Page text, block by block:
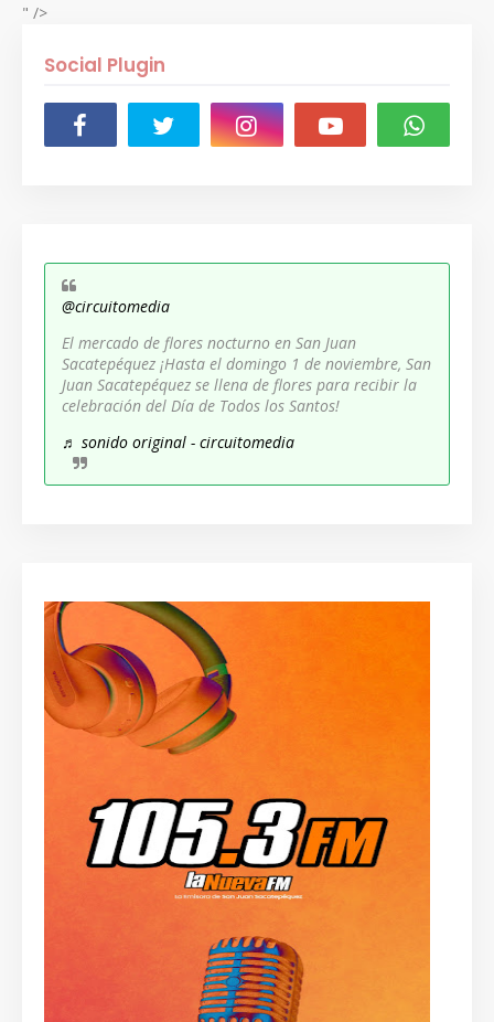
" />
Social Plugin
@circuitomedia
El mercado de flores nocturno en San Juan
Sacatepéquez ¡Hasta el domingo 1 de noviembre, San
Juan Sacatepéquez se llena de flores para recibir la
celebración del Día de Todos los Santos!
♬ sonido original - circuitomedia